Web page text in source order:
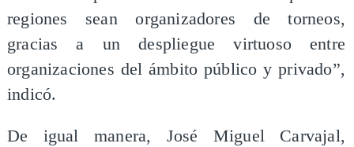
regiones sean organizadores de torneos,
gracias a un despliegue virtuoso entre
organizaciones del ámbito público y privado”,
indicó.
De igual manera, José Miguel Carvajal,